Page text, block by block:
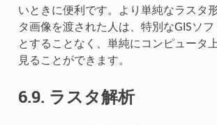
いときに便利です。より単純なラスタ
タ画像を渡された人は、特別なGISソ
とすることなく、単純にコンピュータ
見ることができます。
6.9. ラスタ解析